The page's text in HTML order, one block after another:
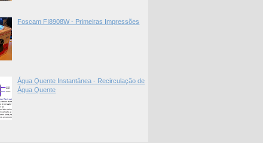
Foscam FI8908W - Primeiras Impressões
Água Quente Instantânea - Recirculação de
Água Quente